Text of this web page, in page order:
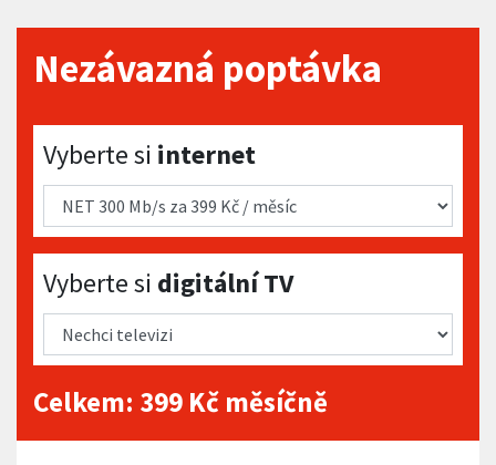
Nezávazná poptávka
Vyberte si internet
Vyberte si internet
Vyberte si digitální TV
Vyberte si digitální TV
Celkem: 399 Kč měsíčně